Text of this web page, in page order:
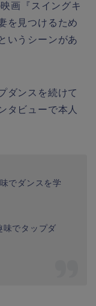
画『スイングキ
を見つけるため
いうシーンがあ
ダンスを続けて
タビューで本人
でダンスを学
味でタップダ